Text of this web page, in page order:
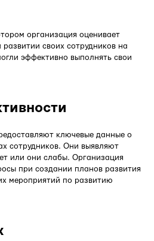
организация оценивает
своих сотрудников на
эффективно выполнять свои
ключевые данные о
сотрудников. Они выявляют
или они слабы. Организация
при создании планов развития
мероприятий по развитию